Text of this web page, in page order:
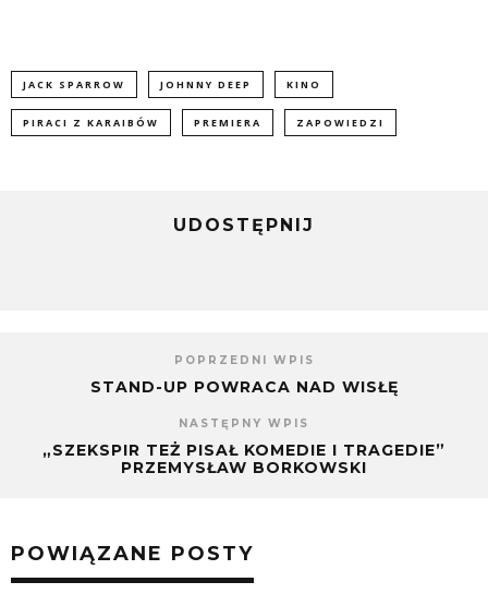
JACK SPARROW JOHNNY DEEP KINO
PIRACI Z KARAIBÓW PREMIERA ZAPOWIEDZI
UDOSTĘPNIJ
POPRZEDNI WPIS
STAND-UP POWRACA NAD WISŁĘ
NASTĘPNY WPIS
„SZEKSPIR TEŻ PISAŁ KOMEDIE I TRAGEDIE”
PRZEMYSŁAW BORKOWSKI
POWIĄZANE POSTY